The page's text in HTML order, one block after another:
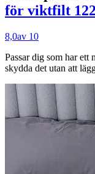
för viktfilt
8,0av 10
Passar dig som har ett
skydda det utan att